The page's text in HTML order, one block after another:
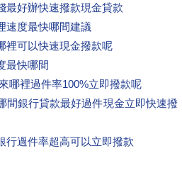
最好辦快速撥款現金貸款
速度最快哪間建議
裡可以快速現金撥款呢
最快哪間
哪裡過件率100%立即撥款呢
間銀行貸款最好過件現金立即快速撥
行過件率超高可以立即撥款